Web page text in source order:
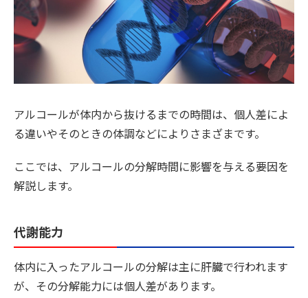
アルコールが体内から抜けるまでの時間は、個人差によ
る違いやそのときの体調などによりさまざまです。
ここでは、アルコールの分解時間に影響を与える要因を
解説します。
代謝能力
体内に入ったアルコールの分解は主に肝臓で行われます
が、その分解能力には個人差があります。